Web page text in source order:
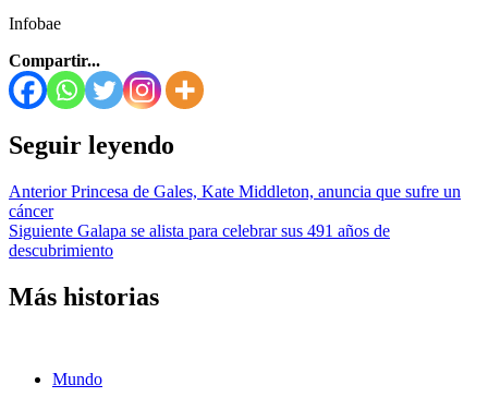
Infobae
Compartir...
Seguir leyendo
AnteriorPrincesa de Gales, Kate Middleton, anuncia que sufre un
cáncer
Siguiente Galapa se alista para celebrar sus 491 años de
descubrimiento
Más historias
Mundo